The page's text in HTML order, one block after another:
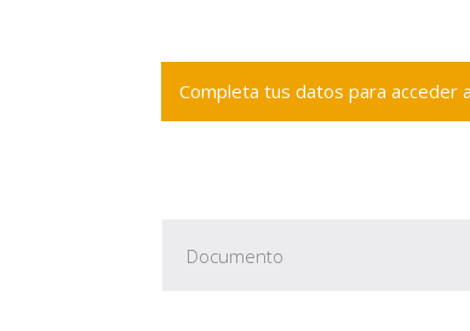
Completa tus datos para acceder